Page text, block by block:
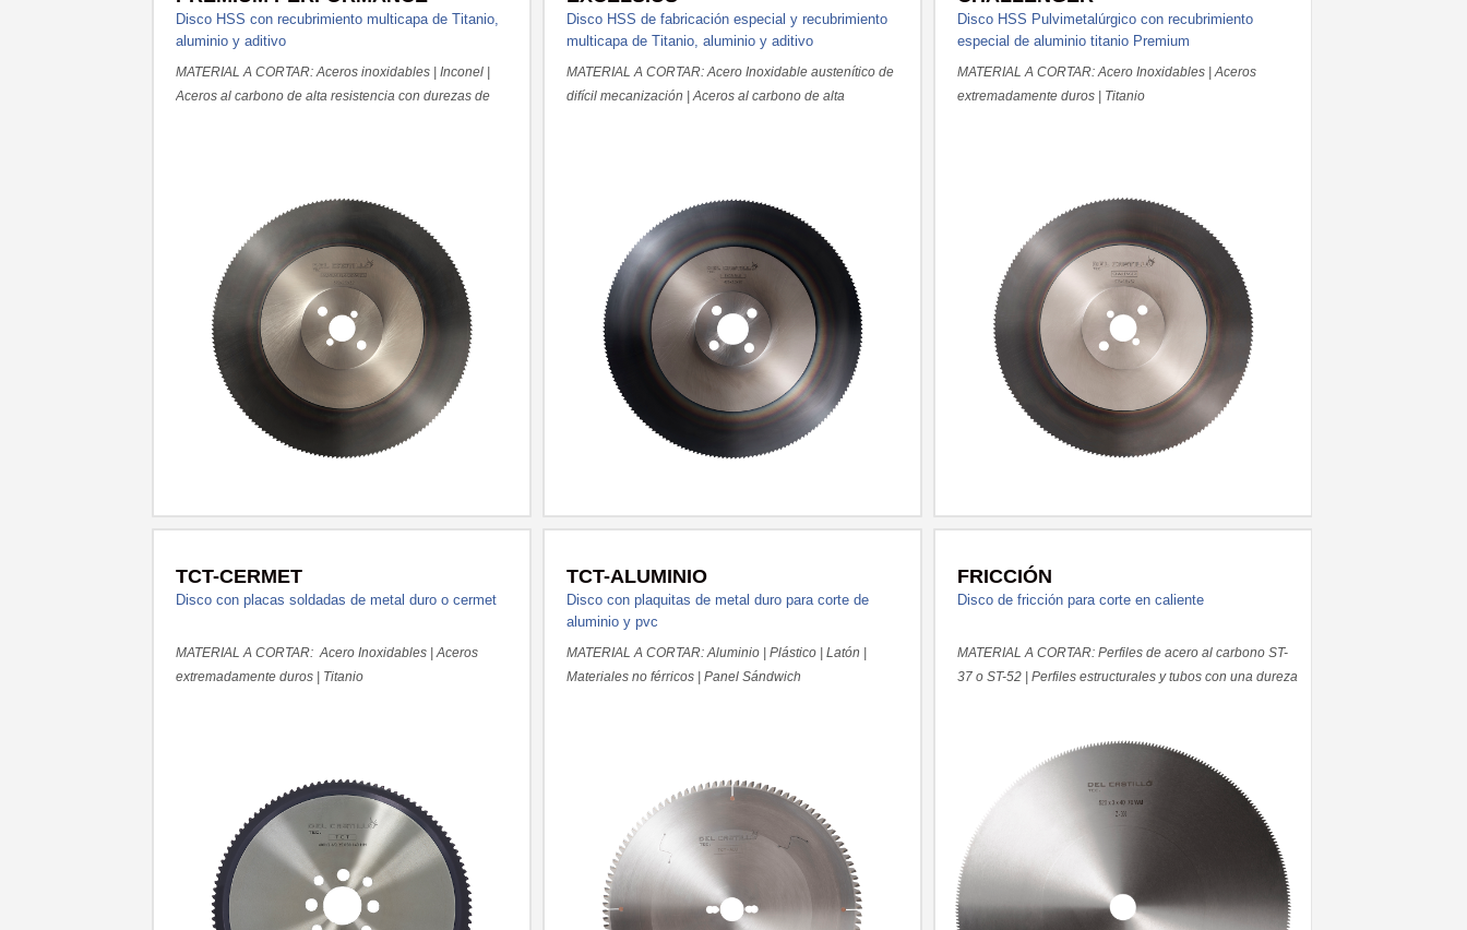
Disco HSS con recubrimiento multicapa de Titanio,
aluminio y aditivo
MATERIAL A CORTAR: Aceros inoxidables | Inconel |
Aceros al carbono de alta resistencia con durezas de
Disco HSS de fabricación especial y recubrimiento
multicapa de Titanio, aluminio y aditivo
MATERIAL A CORTAR: Acero Inoxidable austenítico de
difícil mecanización | Aceros al carbono de alta
Disco HSS Pulvimetalúrgico con recubrimiento
especial de aluminio titanio Premium
MATERIAL A CORTAR: Acero Inoxidables | Aceros
extremadamente duros | Titanio
TCT-CERMET
Disco con placas soldadas de metal duro o cermet
MATERIAL A CORTAR: Acero Inoxidables | Aceros
extremadamente duros | Titanio
TCT-ALUMINIO
Disco con plaquitas de metal duro para corte de
aluminio y pvc
MATERIAL A CORTAR: Aluminio | Plástico | Latón |
Materiales no férricos | Panel Sándwich
FRICCIÓN
Disco de fricción para corte en caliente
MATERIAL A CORTAR: Perfiles de acero al carbono ST-
37 o ST-52 | Perfiles estructurales y tubos con una dureza